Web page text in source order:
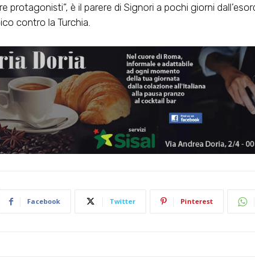
protagonisti”, è il parere di Signori a pochi giorni
contro la Turchia.
Facebook Twitter Pinterest